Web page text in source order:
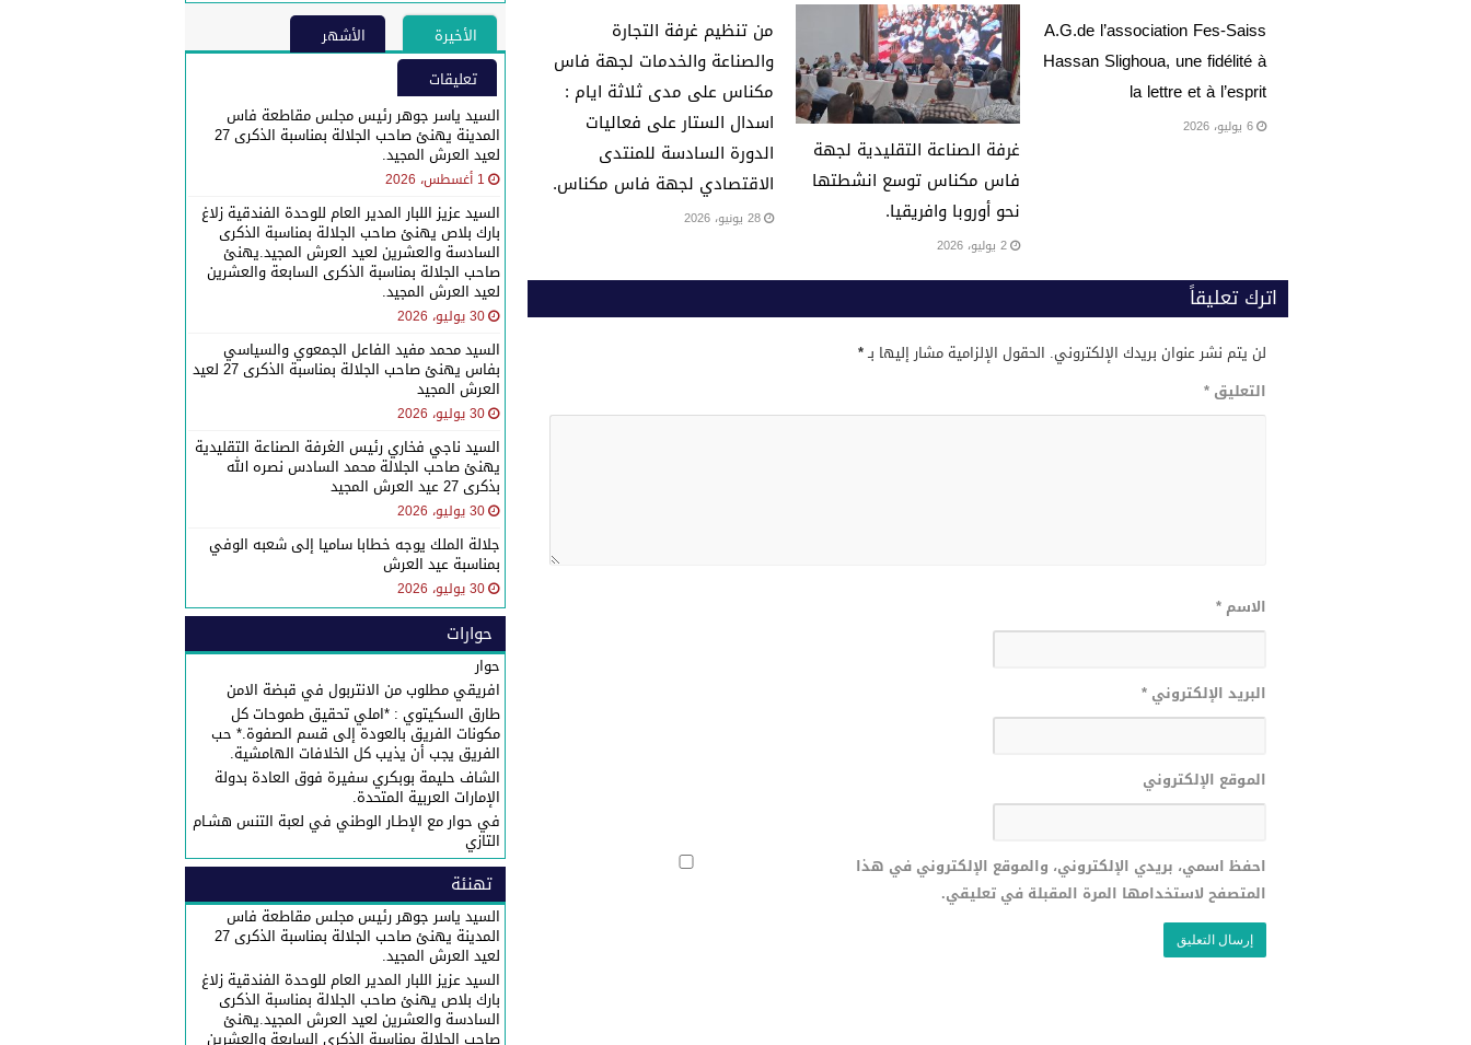
الأخيرة
الأشهر
تعليقات
السيد ياسر جوهر رئيس مجلس مقاطعة فاس
المدينة يهنئ صاحب الجلالة بمناسبة الذكرى 27
لعيد العرش المجيد.
1 أغسطس، 2026
السيد عزيز اللبار المدير العام للوحدة الفندقية زلاغ
بارك بلاص يهنئ صاحب الجلالة بمناسبة الذكرى
السادسة والعشرين لعيد العرش المجيد.يهنئ
صاحب الجلالة بمناسبة الذكرى السابعة والعشرين
لعيد العرش المجيد.
30 يوليو، 2026
السيد محمد مفيد الفاعل الجمعوي والسياسي
بفاس يهنئ صاحب الجلالة بمناسبة الذكرى 27 لعيد
العرش المجيد
30 يوليو، 2026
السيد ناجي فخاري رئيس الغرفة الصناعة التقليدية
يهنئ صاحب الجلالة محمد السادس نصره الله
بذكرى 27 عيد العرش المجيد
30 يوليو، 2026
جلالة الملك يوجه خطابا ساميا إلى شعبه الوفي
بمناسبة عيد العرش
30 يوليو، 2026
حوارات
حوار
افريقي مطلوب من الانتربول في قبضة الامن
طارق السكيتوي : *املي تحقيق طموحات كل
مكونات الفريق بالعودة إلى قسم الصفوة.* حب
الفريق يجب أن يذيب كل الخلافات الهامشية.
الشاف حليمة بوبكري سفيرة فوق العادة بدولة
الإمارات العربية المتحدة.
في حوار مع الإطـار الوطني في لعبة التنس هشـام
التازي
تهنئة
السيد ياسر جوهر رئيس مجلس مقاطعة فاس
المدينة يهنئ صاحب الجلالة بمناسبة الذكرى 27
لعيد العرش المجيد.
السيد عزيز اللبار المدير العام للوحدة الفندقية زلاغ
بارك بلاص يهنئ صاحب الجلالة بمناسبة الذكرى
السادسة والعشرين لعيد العرش المجيد.يهنئ
صاحب الجلالة بمناسبة الذكرى السابعة والعشرين
A.G.de l’association Fes-Saiss
Hassan Slighoua, une fidélité à
la lettre et à l’esprit
6 يوليو، 2026
غرفة الصناعة التقليدية لجهة
فاس مكناس توسع انشطتها
نحو أوروبا وافريقيا.
2 يوليو، 2026
من تنظيم غرفة التجارة
والصناعة والخدمات لجهة فاس
مكناس على مدى ثلاثة ايام :
اسدال الستار على فعاليات
الدورة السادسة للمنتدى
الاقتصادي لجهة فاس مكناس.
28 يونيو، 2026
اترك تعليقاً
لن يتم نشر عنوان بريدك الإلكتروني. الحقول الإلزامية مشار إليها بـ*
التعليق *
الاسم *
البريد الإلكتروني *
الموقع الإلكتروني
احفظ اسمي، بريدي الإلكتروني، والموقع الإلكتروني في هذا
المتصفح لاستخدامها المرة المقبلة في تعليقي.